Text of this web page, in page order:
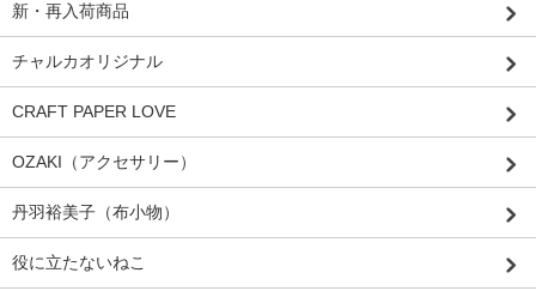
新・再入荷商品
チャルカオリジナル
CRAFT PAPER LOVE
OZAKI（アクセサリー）
丹羽裕美子（布小物）
役に立たないねこ